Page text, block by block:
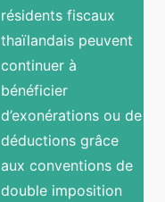
résidents fiscaux
thaïlandais peuvent
continuer à
bénéficier
d’exonérations ou de
déductions grâce
aux conventions de
double imposition